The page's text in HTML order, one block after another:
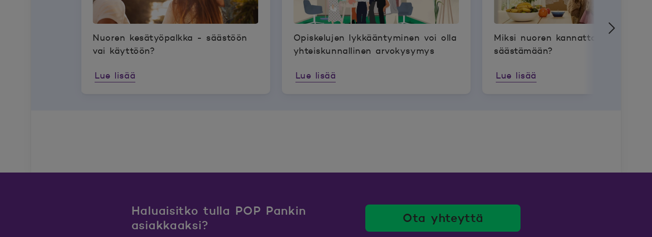
Nuoren kesätyöpalkka - säästöön
vai käyttöön?
Lue lisää
Opiskelujen lykkääntyminen voi olla
yhteiskunnallinen arvokysymys
Lue lisää
Miksi nuoren kannattaa opetella
säästämään?
Lue lisää
Haluaisitko tulla POP Pankin
asiakkaaksi?
Ota yhteyttä